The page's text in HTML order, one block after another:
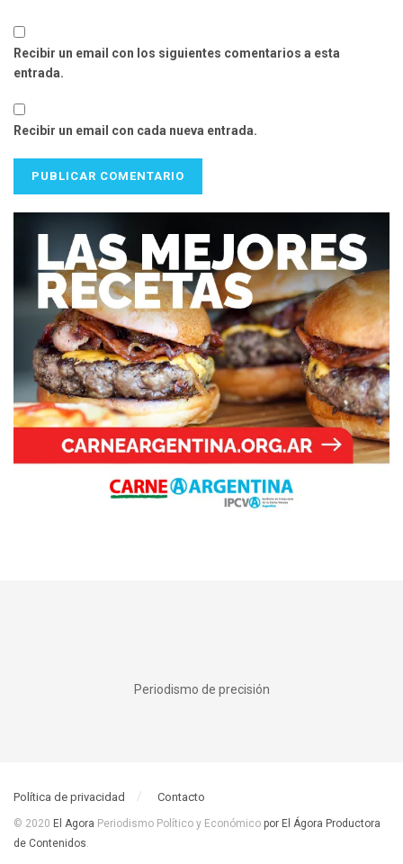
Recibir un email con los siguientes comentarios a esta
entrada.
Recibir un email con cada nueva entrada.
Periodismo de precisión
Política de privacidad Contacto
© 2020 El Agora Periodismo Político y Económico por El Ágora Productora
de Contenidos